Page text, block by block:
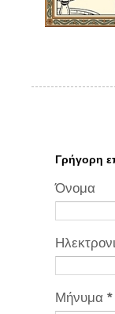
Γρήγορη
Όνομα
Μήνυμα *